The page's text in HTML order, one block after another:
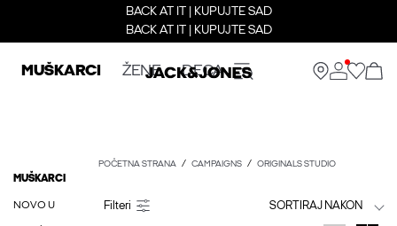
BACK AT IT | KUPUJTE SAD
BACK AT IT | KUPUJTE SAD
MUŠKARCI ŽENE DECA
MUŠKARCI
NOVO U
POČETNA STRANA CAMPAIGNS ORIGINALS STUDIO
SORTIRAJ NAKON